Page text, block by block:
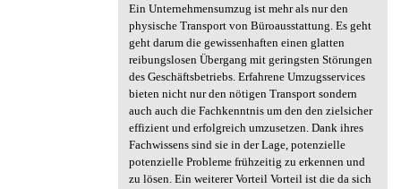
Ein Unternehmensumzug ist mehr als nur den
physische Transport von Büroausstattung. Es geht
geht darum die gewissenhaften einen glatten
reibungslosen Übergang mit geringsten Störungen
des Geschäftsbetriebs. Erfahrene Umzugsservices
bieten nicht nur den nötigen Transport sondern
auch auch die Fachkenntnis um den den zielsicher
effizient und erfolgreich umzusetzen. Dank ihres
Fachwissens sind sie in der Lage, potenzielle
potenzielle Probleme frühzeitig zu erkennen und
zu lösen. Ein weiterer Vorteil Vorteil ist die da sich